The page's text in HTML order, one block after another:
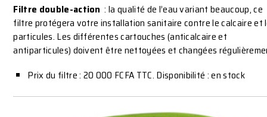
Filtre double-action : la qualité de l’eau variant beaucoup, ce
filtre protégera votre installation sanitaire contre le calcaire et
particules. Les différentes cartouches (anticalcaire et
antiparticules) doivent être nettoyées et changées
Prix du filtre : 20 000 FCFA TTC. Disponibilité : en stock